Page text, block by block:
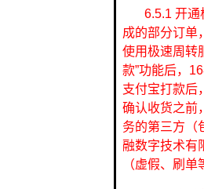
6.5.1 开通
成的部分订单
使用极速周转
款”功能后，
支付宝打款后
确认收货之前
务的第三方（
融数字技术有
（虚假、刷